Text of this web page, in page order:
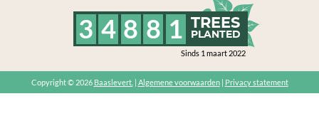
3 4 8 8 1 TREES
PLANTED
Sinds 1 maart 2022
Copyright © 2026 Baaslevert. Algemene voorwaarden| Privacy statement